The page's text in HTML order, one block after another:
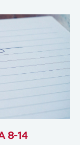
8-14